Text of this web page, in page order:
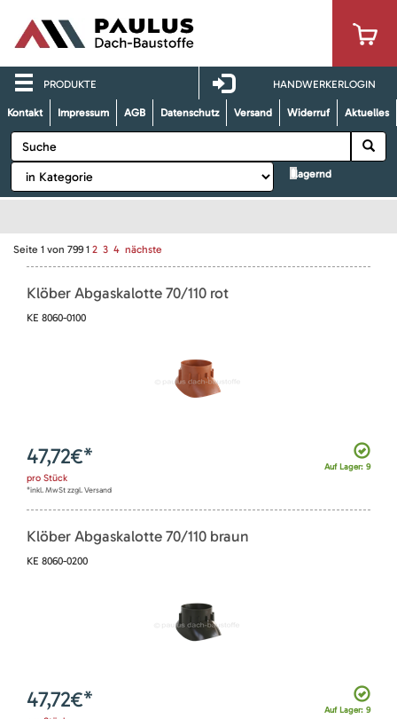
PRODUKTE HANDWERKERLOGIN
Kontakt Impressum AGB Datenschutz Versand Widerruf Aktuelles
lagernd
Seite 1 von 799 1 2 3 4 nächste
Klöber Abgaskalotte 70/110 rot
KE 8060-0100
Auf Lager: 9
47,72€*
pro Stück
*inkl. MwSt zzgl. Versand
Klöber Abgaskalotte 70/110 braun
KE 8060-0200
Auf Lager: 9
47,72€*